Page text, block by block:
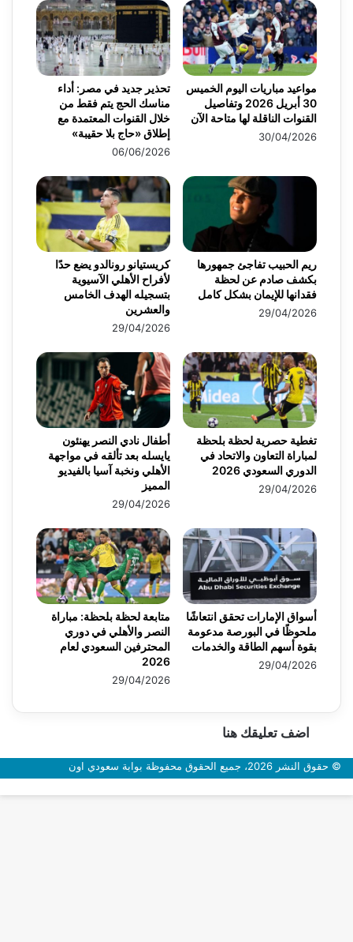
تحذير جديد في مصر: أداء
مناسك الحج يتم فقط من
خلال القنوات المعتمدة مع
إطلاق «حاج بلا حقيبة»
06/06/2026
مواعيد مباريات اليوم الخميس
30 أبريل 2026 وتفاصيل
القنوات الناقلة لها متاحة الآن
30/04/2026
كريستيانو رونالدو يضع حدًا
لأفراح الأهلي الآسيوية
بتسجيله الهدف الخامس
والعشرين
29/04/2026
ريم الحبيب تفاجئ جمهورها
بكشف صادم عن لحظة
فقدانها للإيمان بشكل كامل
29/04/2026
أطفال نادي النصر يهنئون
يايسله بعد تألقه في مواجهة
الأهلي ونخبة آسيا بالفيديو
المميز
29/04/2026
تغطية حصرية لحظة بلحظة
لمباراة التعاون والاتحاد في
الدوري السعودي 2026
29/04/2026
متابعة لحظة بلحظة: مباراة
النصر والأهلي في دوري
المحترفين السعودي لعام
2026
29/04/2026
أسواق الإمارات تحقق انتعاشًا
ملحوظًا في البورصة مدعومة
بقوة أسهم الطاقة والخدمات
29/04/2026
اضف تعليقك هنا
© حقوق النشر 2026، جميع الحقوق محفوظة بوابة سعودي اون